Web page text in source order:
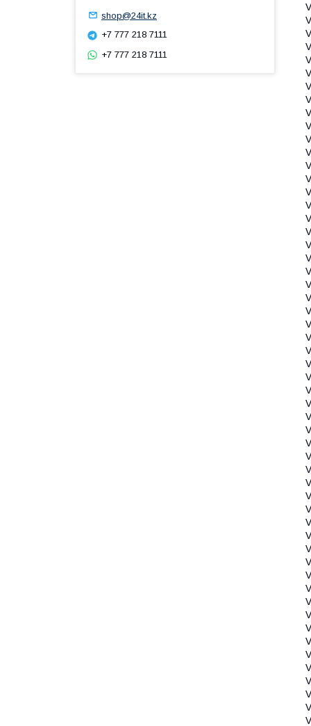
shop@24it.kz
+7 777 218 7111
+7 777 218 7111